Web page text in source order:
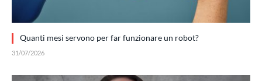
Quanti mesi servono per far funzionare un robot?
31/07/2026